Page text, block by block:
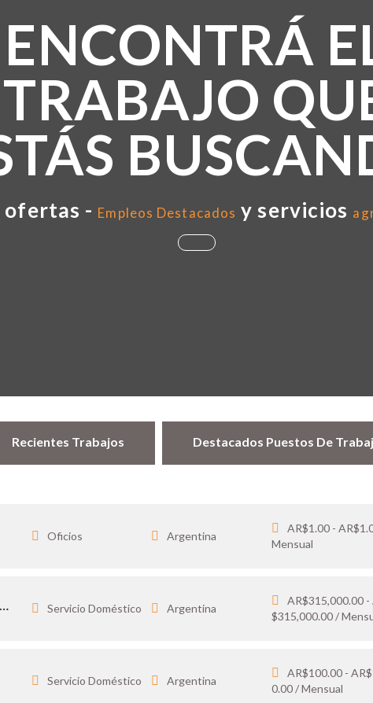
ENCONTRÁ
TRABAJO
ofertas - Empleos Destacados y servicios
Recientes Trabajos Destacados Puestos De
Oficios Argentina
AR$1.00 -
Mensual
Servicio Doméstico Argentina
AR$315,000.00 -
$315,000.00 /
Servicio Doméstico Argentina
AR$100.00 -
0.00 / Mensual